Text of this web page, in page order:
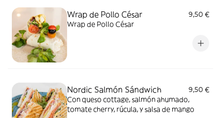
Wrap de Pollo César
9,50 €
Wrap de Pollo César
Nordic Salmón Sándwich
9,50 €
Con queso cottage, salmón ahumado,
tomate cherry, rúcula, y salsa de mango